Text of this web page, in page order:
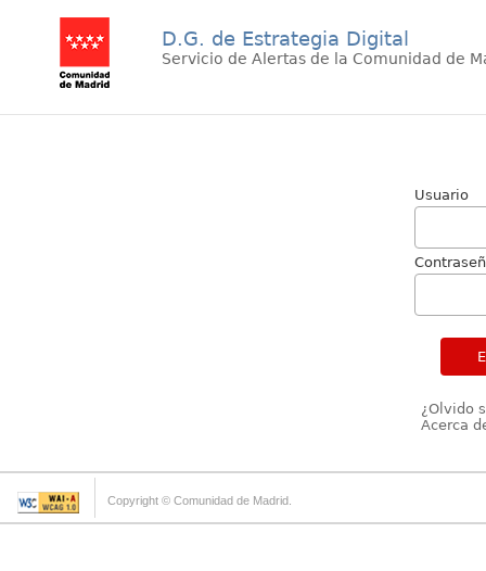
D.G. de Estrategia Digital
Servicio de Alertas de la Comunidad de
Usuario
¿Olvido
Acerca
Copyright © Comunidad de Madrid.